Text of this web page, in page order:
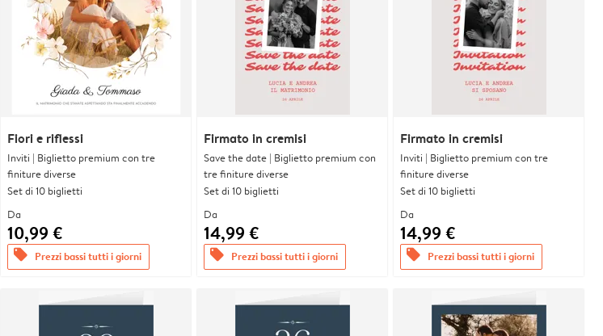
Fiori e riflessi
Inviti | Biglietto premium con tre
finiture diverse
Set di 10 biglietti
Da
10,99 €
offers Prezzi bassi tutti i giorni
Firmato in cremisi
Save the date | Biglietto premium con
tre finiture diverse
Set di 10 biglietti
Da
14,99 €
offers Prezzi bassi tutti i giorni
Firmato in cremisi
Inviti | Biglietto premium con tre
finiture diverse
Set di 10 biglietti
Da
14,99 €
offers Prezzi bassi tutti i giorni